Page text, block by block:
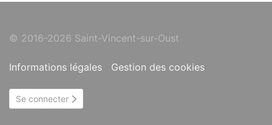
© 2016-2026 Saint-Vincent-sur-Oust
Informations légales Gestion des cookies
Se connecter